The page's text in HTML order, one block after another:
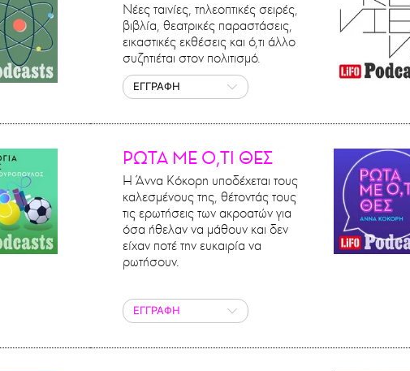
Νέες ταινίες, τηλεοπτικές σειρές,
βιβλία, θεατρικές παραστάσεις,
εικαστικές εκθέσεις και ό,τι άλλο
συζητιέται στον πολιτισμό.
ΕΓΓΡΑΦΗ
ΡΩΤΑ ΜΕ Ο,ΤΙ ΘΕΣ
Η Άννα Κόκορη υποδέχεται τους
καλεσμένους της, θέτοντάς τους
τις ερωτήσεις των ακροατών για
όσα ήθελαν να μάθουν και δεν
είχαν ποτέ την ευκαιρία να
ρωτήσουν.
ΕΓΓΡΑΦΗ